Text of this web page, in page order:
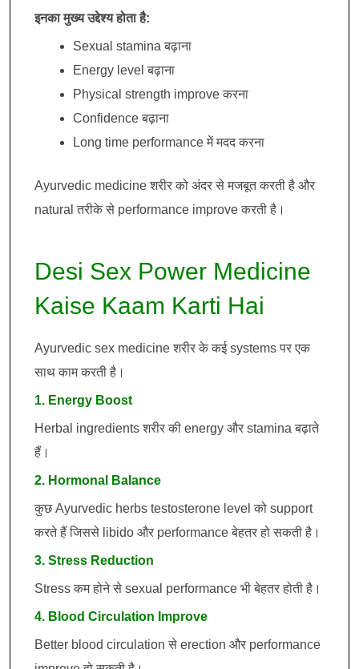
इनका मुख्य उद्देश्य होता है:
Sexual stamina बढ़ाना
Energy level बढ़ाना
Physical strength improve करना
Confidence बढ़ाना
Long time performance में मदद करना
Ayurvedic medicine शरीर को अंदर से मजबूत करती है और
natural तरीके से performance improve करती है।
Desi Sex Power Medicine
Kaise Kaam Karti Hai
Ayurvedic sex medicine शरीर के कई systems पर एक
साथ काम करती है।
1. Energy Boost
Herbal ingredients शरीर की energy और stamina बढ़ाते
हैं।
2. Hormonal Balance
कुछ Ayurvedic herbs testosterone level को support
करते हैं जिससे libido और performance बेहतर हो सकती है।
3. Stress Reduction
Stress कम होने से sexual performance भी बेहतर होती है।
4. Blood Circulation Improve
Better blood circulation से erection और performance